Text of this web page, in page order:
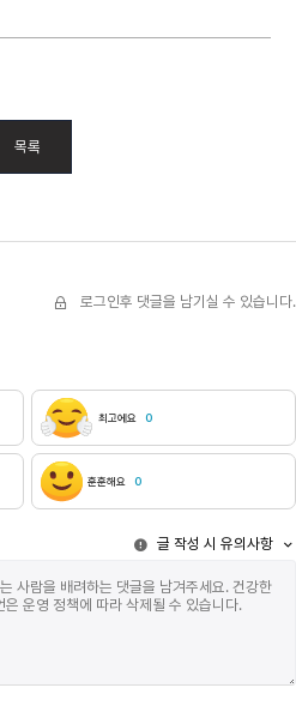
목록
로그인후 댓글을 남기실 수 있습니다.
최고에요 0
훈훈해요 0
글 작성 시 유의사항